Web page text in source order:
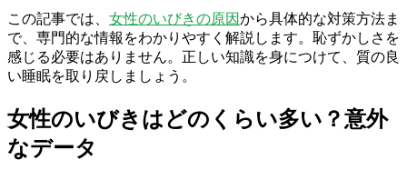
この記事では、 女性のいびきの原因から具体的な対策方法ま
で、専門的な情報をわかりやすく解説します。恥ずかしさを
感じる必要はありません。正しい知識を身につけて、質の良
い睡眠を取り戻しましょう。
女性のいびきはどのくらい多い？意外
なデータ